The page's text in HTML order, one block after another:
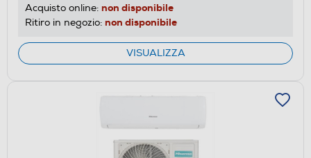
Acquisto online: non disponibile
Ritiro in negozio: non disponibile
VISUALIZZA